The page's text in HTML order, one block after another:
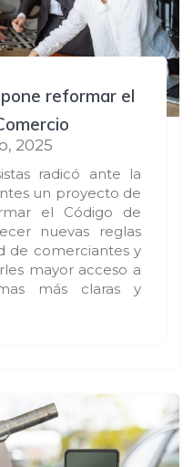
reformar el
2025
radicó ante la
un proyecto de
el Código de
nuevas reglas
de comerciantes y
mayor acceso a
más claras y